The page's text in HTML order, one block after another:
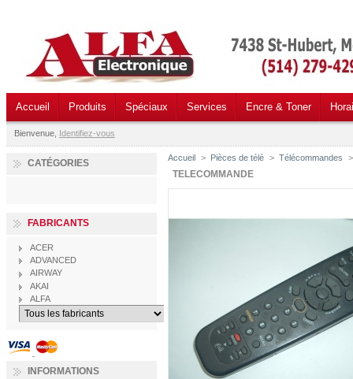
Accueil Produits Spéciaux Services Encre & Toner
Bienvenue, Identifiez-vous
CATÉGORIES
FABRICANTS
ACER
ADVANCED
AIRWAY
AKAI
ALFA
INFORMATIONS
Accueil > Pièces de télé > Télécommandes >
TELECOMMANDE